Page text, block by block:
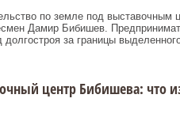
по земле под выставочным
Дамир Бибишев.
долгостроя за границы
центр Бибишева: что